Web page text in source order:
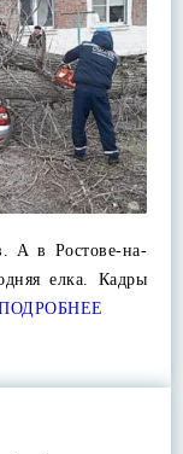
А в Ростове-на-
елка. Кадры